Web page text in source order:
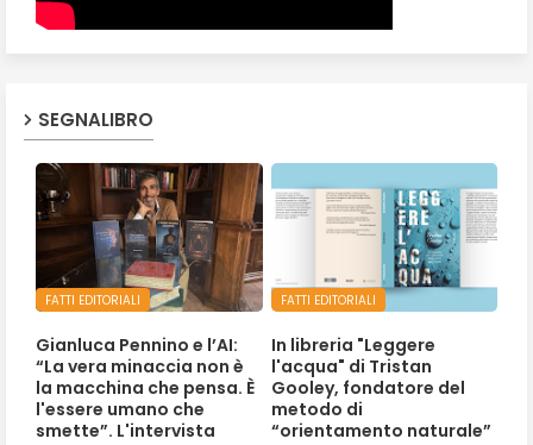
SEGNALIBRO
FATTI EDITORIALI
Gianluca Pennino e l’AI:
“La vera minaccia non è
la macchina che pensa. È
l'essere umano che
smette”. L'intervista
FATTI EDITORIALI
In libreria "Leggere
l'acqua" di Tristan
Gooley, fondatore del
metodo di
“orientamento naturale”